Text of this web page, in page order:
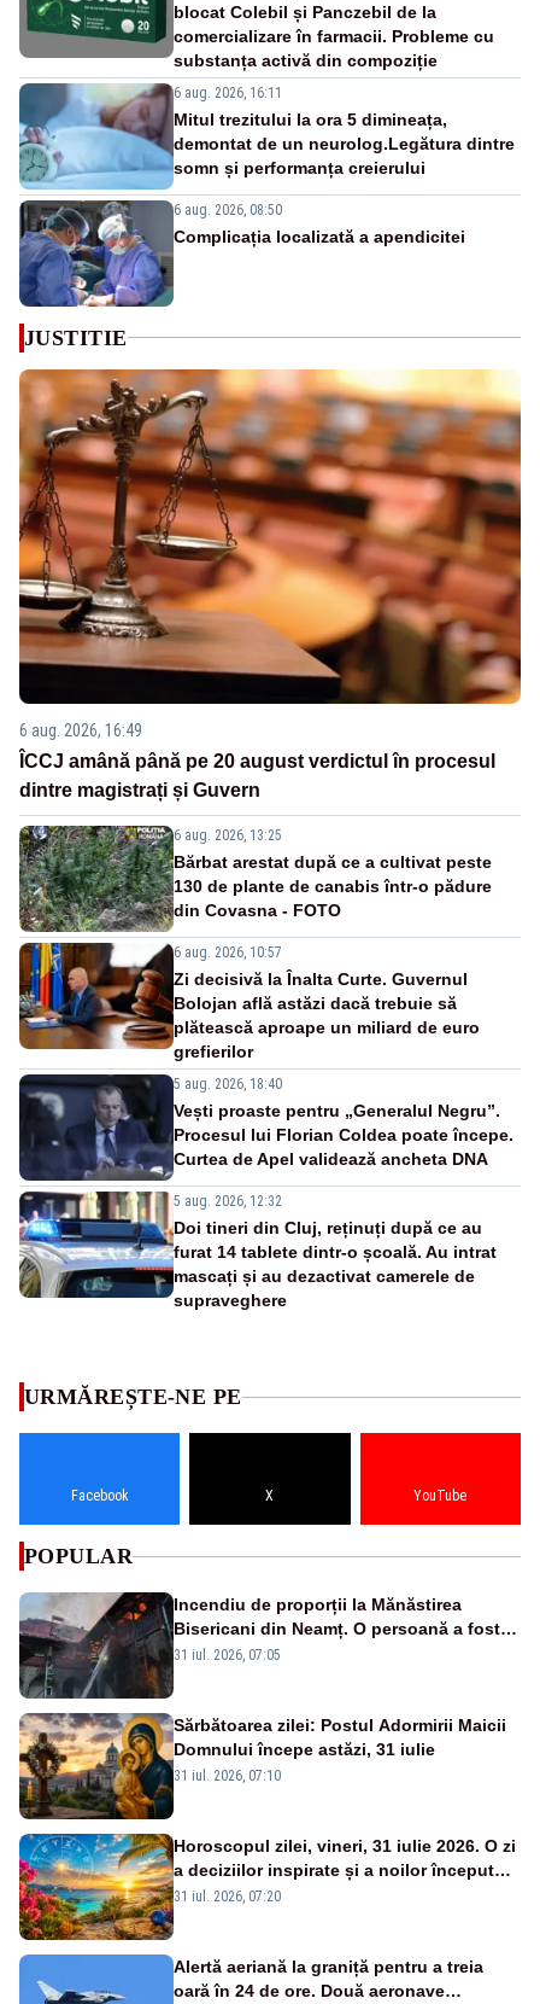
blocat Colebil și Panczebil de la
comercializare în farmacii. Probleme cu
substanța activă din compoziție
6 aug. 2026, 16:11
Mitul trezitului la ora 5 dimineața,
demontat de un neurolog.Legătura dintre
somn și performanța creierului
6 aug. 2026, 08:50
Complicația localizată a apendicitei
JUSTITIE
6 aug. 2026, 16:49
ÎCCJ amână până pe 20 august verdictul în procesul
dintre magistrați și Guvern
6 aug. 2026, 13:25
Bărbat arestat după ce a cultivat peste
130 de plante de canabis într-o pădure
din Covasna - FOTO
6 aug. 2026, 10:57
Zi decisivă la Înalta Curte. Guvernul
Bolojan află astăzi dacă trebuie să
plătească aproape un miliard de euro
grefierilor
5 aug. 2026, 18:40
Vești proaste pentru „Generalul Negru”.
Procesul lui Florian Coldea poate începe.
Curtea de Apel validează ancheta DNA
5 aug. 2026, 12:32
Doi tineri din Cluj, reținuți după ce au
furat 14 tablete dintr-o școală. Au intrat
mascați și au dezactivat camerele de
supraveghere
URMĂREȘTE-NE PE
Facebook X YouTube
POPULAR
Incendiu de proporții la Mănăstirea
Bisericani din Neamț. O persoană a fost
găsită carbonizată - FOTO/ VIDEO
31 iul. 2026, 07:05
Sărbătoarea zilei: Postul Adormirii Maicii
Domnului începe astăzi, 31 iulie
31 iul. 2026, 07:10
Horoscopul zilei, vineri, 31 iulie 2026. O zi
a deciziilor inspirate și a noilor începuturi.
Vezi zodiile vizate
31 iul. 2026, 07:20
Alertă aeriană la graniță pentru a treia
oară în 24 de ore. Două aeronave